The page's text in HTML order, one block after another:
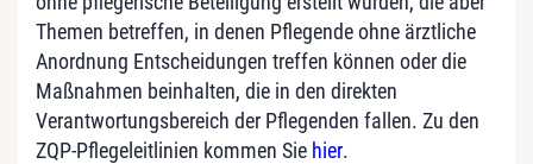
Themen betreffen, in denen Pflegende ohne ärztliche
Anordnung Entscheidungen treffen können oder die
Maßnahmen beinhalten, die in den direkten
Verantwortungsbereich der Pflegenden fallen. Zu den
ZQP-Pflegeleitlinien kommen Sie hier.